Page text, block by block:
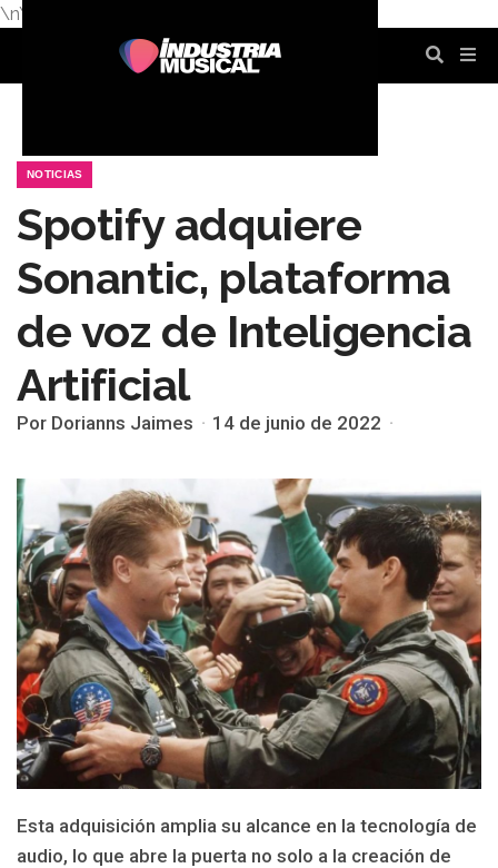
\n\n
NOTICIAS
Spotify adquiere
Sonantic, plataforma
de voz de Inteligencia
Artificial
Por Dorianns Jaimes 14 de junio de 2022
Esta adquisición amplia su alcance en la tecnología de
audio, lo que abre la puerta no solo a la creación de